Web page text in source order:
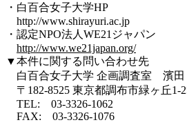
・白百合女子大学HP
http://www.shirayuri.ac.jp
・認定NPO法人WE21ジャパン
http://www.we21japan.org/
▼本件に関する問い合わせ先
白百合女子大学 企画調査室 濱田
〒182-8525 東京都調布市緑ヶ丘1-
TEL: 03-3326-1062
FAX: 03-3326-1076